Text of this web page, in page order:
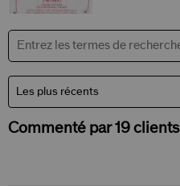
Commenté par 19 clients